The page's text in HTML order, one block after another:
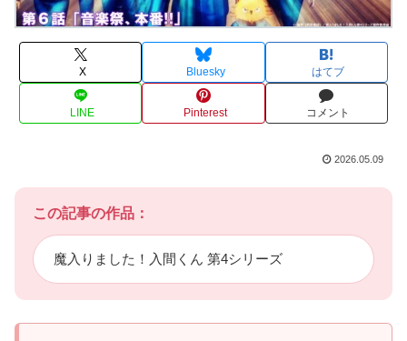
X Bluesky はてブ
LINE Pinterest コメント
2026.05.09
この記事の作品：
魔入りました！入間くん 第4シリーズ